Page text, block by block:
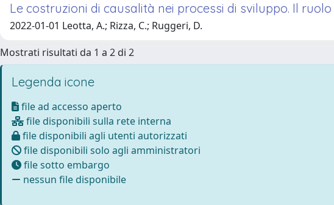
Le costruzioni di causalità nei processi di sviluppo. Il
2022-01-01 Leotta, A.; Rizza, C.; Ruggeri, D.
Mostrati risultati da 1 a 2 di 2
Legenda icone
file ad accesso aperto
file disponibili sulla rete interna
file disponibili agli utenti autorizzati
file disponibili solo agli amministratori
file sotto embargo
nessun file disponibile